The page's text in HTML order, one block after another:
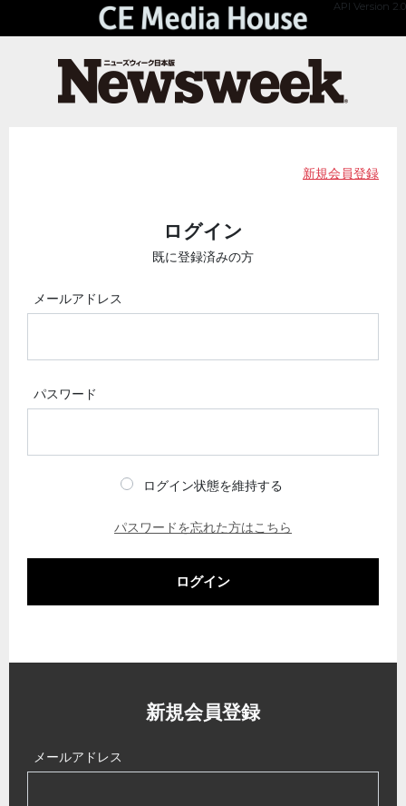
API Version 2.0
新規会員登録
ログイン
既に登録済みの方
メールアドレス
パスワード
ログイン状態を維持する
パスワードを忘れた方はこちら
ログイン
新規会員登録
メールアドレス